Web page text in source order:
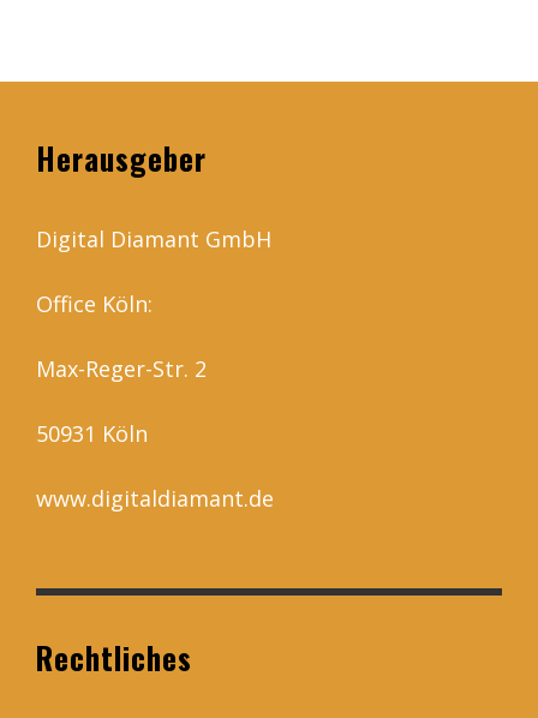
Herausgeber
Digital Diamant GmbH
Office Köln:
Max-Reger-Str. 2
50931 Köln
www.digitaldiamant.de
Rechtliches